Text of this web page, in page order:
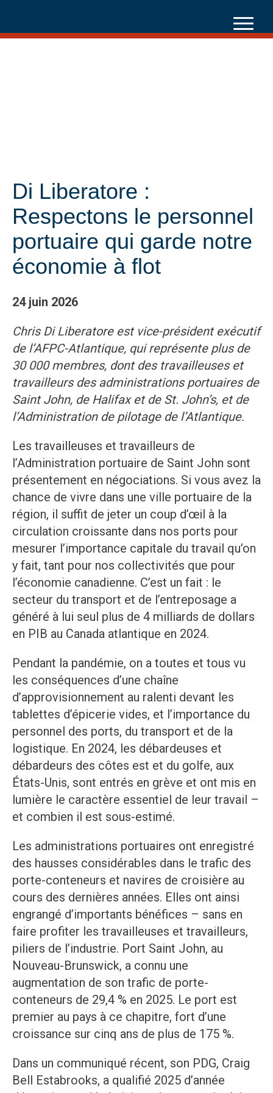
content
Di Liberatore :
Respectons le personnel
portuaire qui garde notre
économie à flot
24 juin 2026
Chris Di Liberatore est vice-président exécutif
de l’AFPC-Atlantique, qui représente plus de
30 000 membres, dont des travailleuses et
travailleurs des administrations portuaires de
Saint John, de Halifax et de St. John’s, et de
l’Administration de pilotage de l’Atlantique.
Les travailleuses et travailleurs de
l’Administration portuaire de Saint John sont
présentement en négociations. Si vous avez la
chance de vivre dans une ville portuaire de la
région, il suffit de jeter un coup d’œil à la
circulation croissante dans nos ports pour
mesurer l’importance capitale du travail qu’on
y fait, tant pour nos collectivités que pour
l’économie canadienne. C’est un fait : le
secteur du transport et de l’entreposage a
généré à lui seul plus de 4 milliards de dollars
en PIB au Canada atlantique en 2024.
Pendant la pandémie, on a toutes et tous vu
les conséquences d’une chaîne
d’approvisionnement au ralenti devant les
tablettes d’épicerie vides, et l’importance du
personnel des ports, du transport et de la
logistique. En 2024, les débardeuses et
débardeurs des côtes est et du golfe, aux
États-Unis, sont entrés en grève et ont mis en
lumière le caractère essentiel de leur travail –
et combien il est sous-estimé.
Les administrations portuaires ont enregistré
des hausses considérables dans le trafic des
porte-conteneurs et navires de croisière au
cours des dernières années. Elles ont ainsi
engrangé d’importants bénéfices – sans en
faire profiter les travailleuses et travailleurs,
piliers de l’industrie. Port Saint John, au
Nouveau-Brunswick, a connu une
augmentation de son trafic de porte-
conteneurs de 29,4 % en 2025. Le port est
premier au pays à ce chapitre, fort d’une
croissance sur cinq ans de plus de 175 %.
Dans un communiqué récent, son PDG, Craig
Bell Estabrooks, a qualifié 2025 d’année